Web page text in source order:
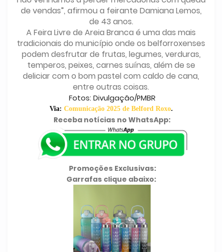
de vendas”, afirmou a feirante Damiana Lemos,
de 43 anos.
A Feira Livre de Areia Branca é uma das mais
tradicionais do município onde os belforroxenses
podem desfrutar de frutas, legumes, verduras,
temperos, peixes, carnes suínas, além de se
deliciar com o bom pastel com caldo de cana,
entre outras coisas.
Fotos: Divulgação/PMBR
Via: Comunicação 2025 de Belford Roxo.
Receba notícias no WhatsApp:
Promoções Exclusivas:
Garrafas clique abaixo: